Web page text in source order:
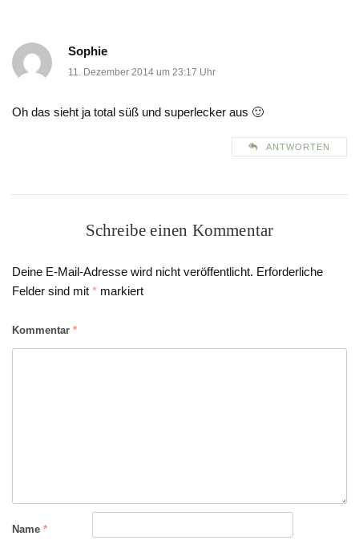
Sophie
11. Dezember 2014 um 23:17 Uhr
Oh das sieht ja total süß und superlecker aus 🙂
ANTWORTEN
Schreibe einen Kommentar
Deine E-Mail-Adresse wird nicht veröffentlicht. Erforderliche
Felder sind mit * markiert
Kommentar *
Name *